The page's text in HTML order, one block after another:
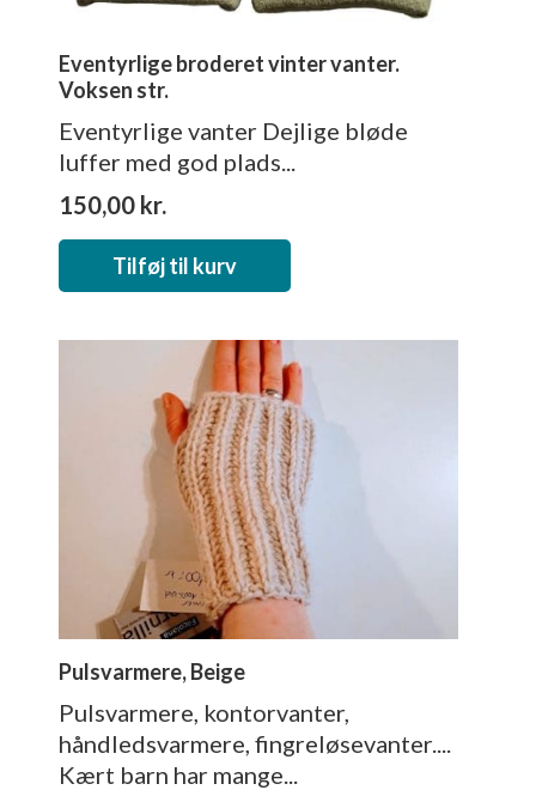
Eventyrlige broderet vinter vanter.
Voksen str.
Eventyrlige vanter Dejlige bløde
luffer med god plads...
150,00 kr.
Tilføj til kurv
Pulsvarmere, Beige
Pulsvarmere, kontorvanter,
håndledsvarmere, fingreløsevanter....
Kært barn har mange...